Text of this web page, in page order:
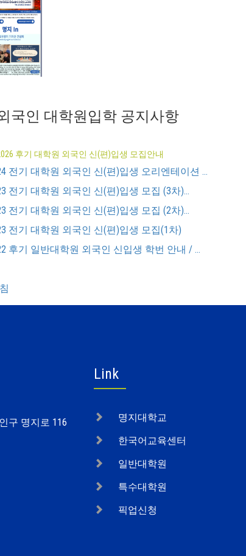
국인 대학원입학 공지사항
후기 대학원 외국인 신(편)입생 모집안내
전기 대학원 외국인 신(편)입생 오리엔테이션 ...
전기 대학원 외국인 신(편)입생 모집 (3차)...
전기 대학원 외국인 신(편)입생 모집 (2차)...
전기 대학원 외국인 신(편)입생 모집(1차)
후기 일반대학원 외국인 신입생 학번 안내 / ...
구 명지로 116
Link
명지대학교
한국어교육센터
일반대학원
특수대학원
픽업신청